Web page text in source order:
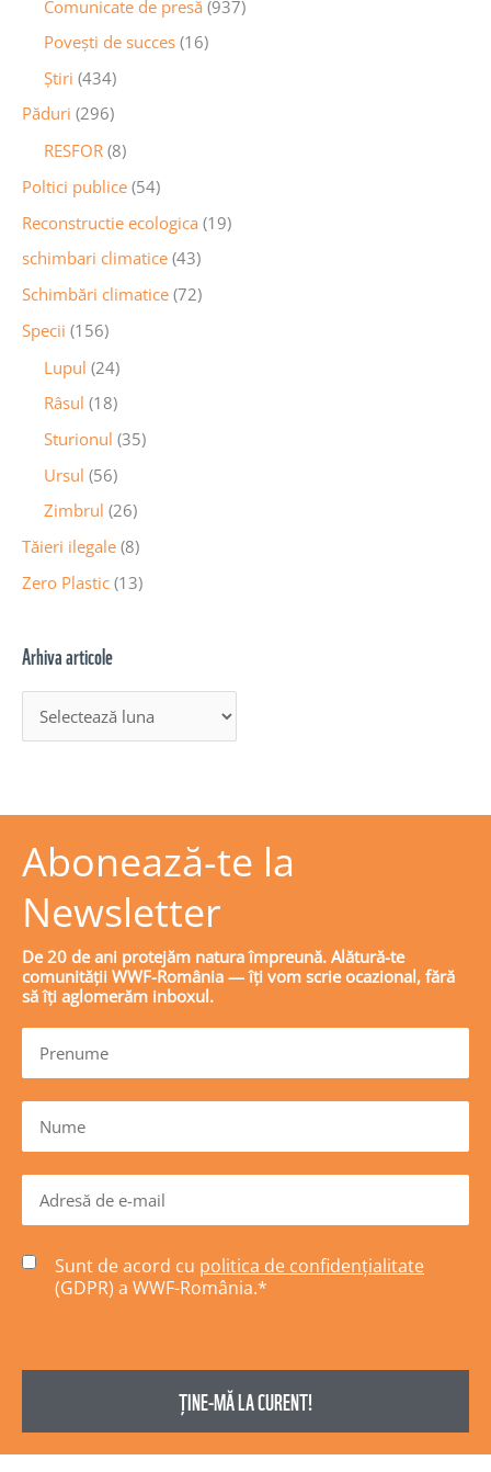
Comunicate de presă (937)
Povești de succes (16)
Știri (434)
Păduri (296)
RESFOR (8)
Poltici publice (54)
Reconstructie ecologica (19)
schimbari climatice (43)
Schimbări climatice (72)
Specii (156)
Lupul (24)
Râsul (18)
Sturionul (35)
Ursul (56)
Zimbrul (26)
Tăieri ilegale (8)
Zero Plastic (13)
Arhiva articole
Abonează-te la
Newsletter
De 20 de ani protejăm natura împreună. Alătură-te
comunității WWF-România — îți vom scrie ocazional, fără
să îți aglomerăm inboxul.
Sunt de acord cu politica de confidențialitate
(GDPR) a WWF-România.*